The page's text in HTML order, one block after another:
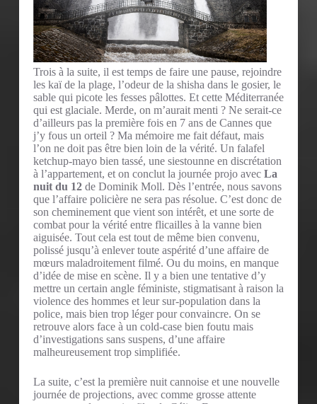
Trois à la suite, il est temps de faire une pause, rejoindre
les kaï de la plage, l’odeur de la shisha dans le gosier, le
sable qui picote les fesses pâlottes. Et cette Méditerranée
qui est glaciale. Merde, on m’aurait menti ? Ne serait-ce
d’ailleurs pas la première fois en 7 ans de Cannes que
j’y fous un orteil ? Ma mémoire me fait défaut, mais
l’on ne doit pas être bien loin de la vérité. Un falafel
ketchup-mayo bien tassé, une siestounne en discrétation
à l’appartement, et on conclut la journée projo avec La
nuit du 12de Dominik Moll. Dès l’entrée, nous savons
que l’affaire policière ne sera pas résolue. C’est donc de
son cheminement que vient son intérêt, et une sorte de
combat pour la vérité entre flicailles à la vanne bien
aiguisée. Tout cela est tout de même bien convenu,
polissé jusqu’à enlever toute aspérité d’une affaire de
mœurs maladroitement filmé. Ou du moins, en manque
d’idée de mise en scène. Il y a bien une tentative d’y
mettre un certain angle féministe, stigmatisant à raison la
violence des hommes et leur sur-population dans la
police, mais bien trop léger pour convaincre. On se
retrouve alors face à un cold-case bien foutu mais
d’investigations sans suspens, d’une affaire
malheureusement trop simplifiée.
La suite, c’est la première nuit cannoise et une nouvelle
journée de projections, avec comme grosse attente